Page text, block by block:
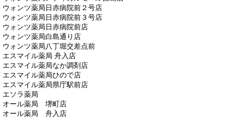
ウォンツ薬局日赤病院前２号店
ウォンツ薬局日赤病院前３号店
ウォンツ薬局日赤病院前店
ウォンツ薬局白島通り店
ウォンツ薬局八丁堀交差点前
エスマイル薬局 舟入店
エスマイル薬局なか調剤店
エスマイル薬局ひので店
エスマイル薬局県庁駅前店
エソラ薬局
オール薬局 堺町店
オール薬局 舟入店